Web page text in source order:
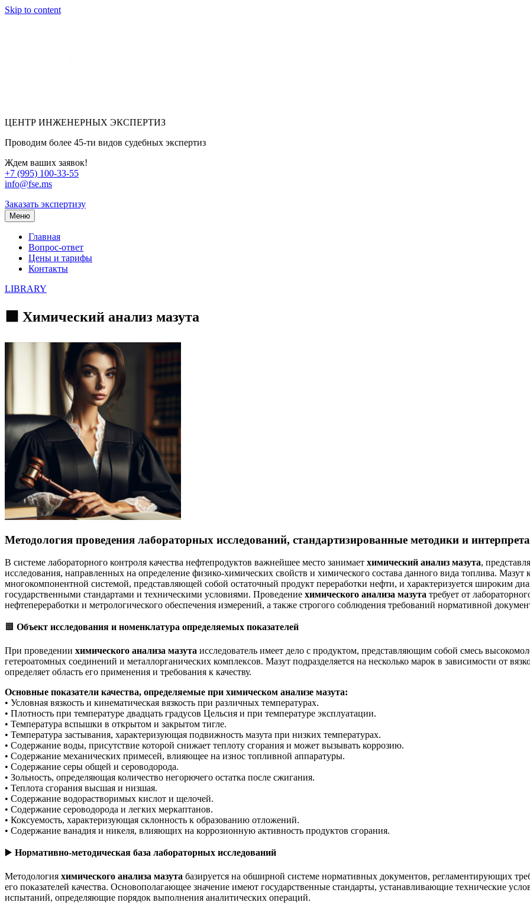
Skip to content
ЦЕНТР ИНЖЕНЕРНЫХ ЭКСПЕРТИЗ
Проводим более 45-ти видов судебных экспертиз
Ждем ваших заявок!
+7 (995) 100-33-55
info@fse.ms
Заказать экспертизу
Меню
Главная
Вопрос-ответ
Цены и тарифы
Контакты
LIBRARY
🟩 Химический анализ мазута
Методология проведения лабораторных исследований, стандартизированные методики и
В системе лабораторного контроля качества нефтепродуктов важнейшее место занимает химический анализ мазута,
исследования, направленных на определение физико-химических свойств и химического состава данного вида топлива. Мазут
многокомпонентной системой, представляющей собой остаточный продукт переработки нефти, и характеризуется широким
государственными стандартами и техническими условиями. Проведение химического анализа мазута требует от
нефтепереработки и метрологического обеспечения измерений, а также строгого соблюдения требований нормативной
🟧 Объект исследования и номенклатура определяемых показателей
При проведении химического анализа мазута исследователь имеет дело с продуктом, представляющим собой смесь
гетероатомных соединений и металлорганических комплексов. Мазут подразделяется на несколько марок в зависимости от
определяет область его применения и требования к качеству.
Основные показатели качества, определяемые при химическом анализе мазута:
• Условная вязкость и кинематическая вязкость при различных температурах.
• Плотность при температуре двадцать градусов Цельсия и при температуре эксплуатации.
• Температура вспышки в открытом и закрытом тигле.
• Температура застывания, характеризующая подвижность мазута при низких температурах.
• Содержание воды, присутствие которой снижает теплоту сгорания и может вызывать коррозию.
• Содержание механических примесей, влияющее на износ топливной аппаратуры.
• Содержание серы общей и сероводорода.
• Зольность, определяющая количество негорючего остатка после сжигания.
• Теплота сгорания высшая и низшая.
• Содержание водорастворимых кислот и щелочей.
• Содержание сероводорода и легких меркаптанов.
• Коксуемость, характеризующая склонность к образованию отложений.
• Содержание ванадия и никеля, влияющих на коррозионную активность продуктов сгорания.
▶️ Нормативно-методическая база лабораторных исследований
Методология химического анализа мазута базируется на обширной системе нормативных документов, регламентирующих
его показателей качества. Основополагающее значение имеют государственные стандарты, устанавливающие технические
испытаний, определяющие порядок выполнения аналитических операций.